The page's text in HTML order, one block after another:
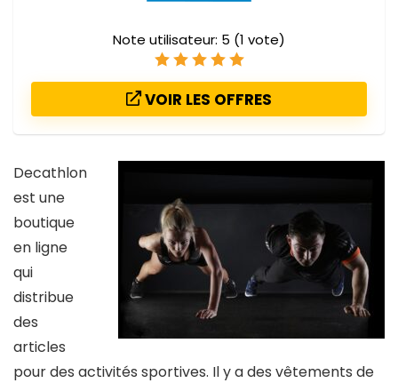
Note utilisateur: 5 (1 vote)
VOIR LES OFFRES
Decathlon
est une
boutique
en ligne
qui
distribue
des
articles
pour des activités sportives. Il y a des vêtements de